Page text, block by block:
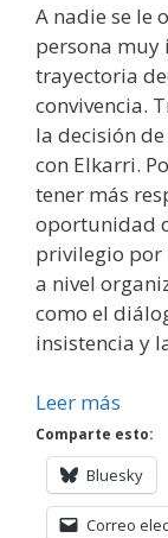
A nadie se le
persona muy
trayectoria
convivencia.
la decisión
con Elkarri.
tener más
oportunidad
privilegio por
a nivel
como el
insistencia y
Leer más
Comparte esto:
Bluesky
Correo